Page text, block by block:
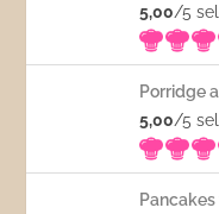
5,00/5
5,00/5